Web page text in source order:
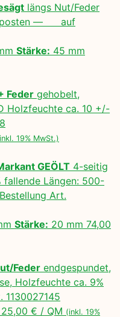
längs Nut/Feder
— auf
Stärke: 45 mm
Feder gehobelt,
Holzfeuchte ca. 10 +/-
19% MwSt.)
GEÖLT 4-seitig
fallende Längen: 500-
Art.
Stärke: 20 mm 74,00
Feder endgespundet,
Holzfeuchte ca. 9%
€ / QM (inkl. 19%